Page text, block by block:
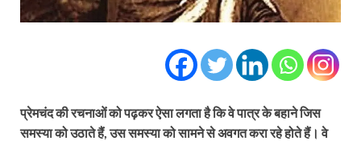
प्रेमचंद की रचनाओं को पढ़कर ऐसा लगता है कि वे पात्र के बहाने जिस
समस्या को उठाते हैं, उस समस्या को सामने से अवगत करा रहे होते हैं। वे